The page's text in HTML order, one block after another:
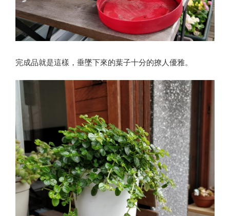
完成品就是這樣，垂墜下來的葉子十分的撩人優雅。